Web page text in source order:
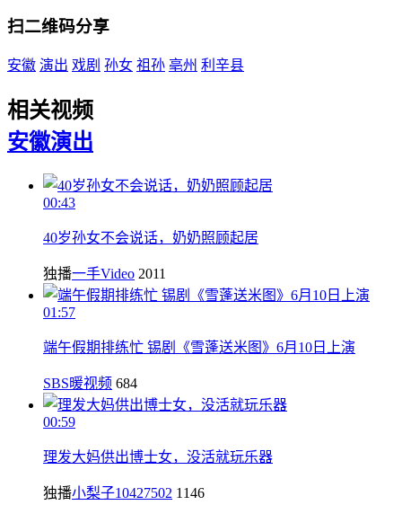
扫二维码分享
安徽 演出 戏剧 孙女 祖孙 亳州 利辛县
相关视频
安徽演出
00:43
40岁孙女不会说话，奶奶照顾起居
独播一手Video 2011
01:57
端午假期排练忙 锡剧《雪蓬送米图》6月10日上演
SBS暖视频 684
00:59
理发大妈供出博士女，没活就玩乐器
独播小梨子10427502 1146